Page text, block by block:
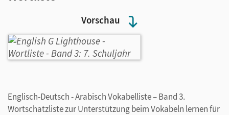
Vorschau
Englisch-Deutsch - Arabisch Vokabelliste – Band 3.
Wortschatzliste zur Unterstützung beim Vokabeln lernen für